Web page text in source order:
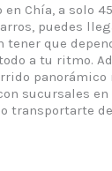
Chía, a solo
puedes
tener que
a tu ritmo.
panorámico
sucursales en
transportarte